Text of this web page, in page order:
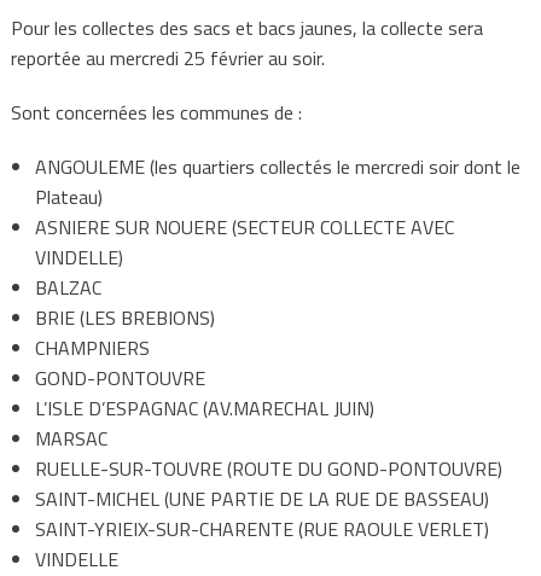
Pour les collectes des sacs et bacs jaunes, la collecte sera
reportée au mercredi 25 février au soir.
Sont concernées les communes de :
ANGOULEME (les quartiers collectés le mercredi soir dont le
Plateau)
ASNIERE SUR NOUERE (SECTEUR COLLECTE AVEC
VINDELLE)
BALZAC
BRIE (LES BREBIONS)
CHAMPNIERS
GOND-PONTOUVRE
L’ISLE D’ESPAGNAC (AV.MARECHAL JUIN)
MARSAC
RUELLE-SUR-TOUVRE (ROUTE DU GOND-PONTOUVRE)
SAINT-MICHEL (UNE PARTIE DE LA RUE DE BASSEAU)
SAINT-YRIEIX-SUR-CHARENTE (RUE RAOULE VERLET)
VINDELLE